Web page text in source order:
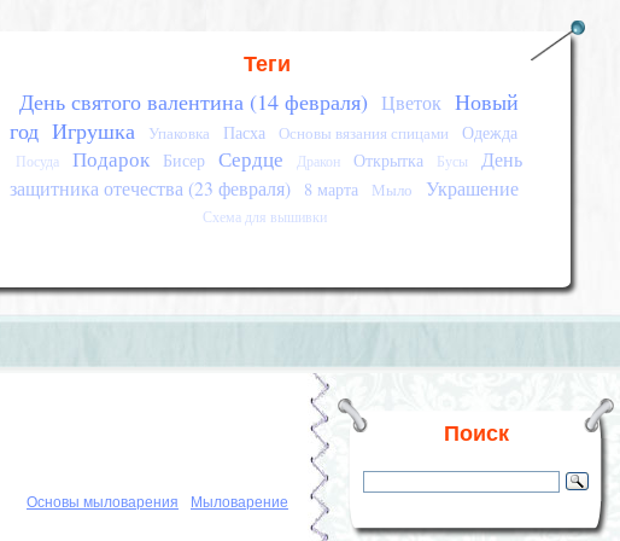
Теги
День святого валентина (14 февраля) Цветок Новый
год Игрушка Упаковка Пасха Основы вязания спицами Одежда
Посуда Подарок Бисер Сердце Дракон Открытка Бусы
День
защитника отечества (23 февраля)
8 марта Мыло Украшение
Схема для вышивки
Мыловарение
Основы мыловарения
Поиск